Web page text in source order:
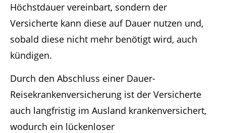
Höchstdauer vereinbart, sondern der
Versicherte kann diese auf Dauer nutzen und,
sobald diese nicht mehr benötigt wird, auch
kündigen.
Durch den Abschluss einer Dauer-
Reisekrankenversicherung ist der Versicherte
auch langfristig im Ausland krankenversichert,
wodurch ein lückenloser